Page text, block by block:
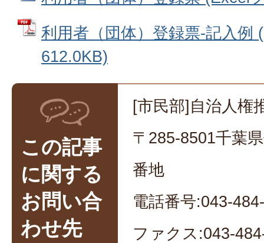
利用者（団体）登録票‐記入例
612.0KB)
この記事
に関する
お問い合
わせ先
[市民部]自治人権
〒285-8501千葉
番地
電話番号:043-
ファクス:043-